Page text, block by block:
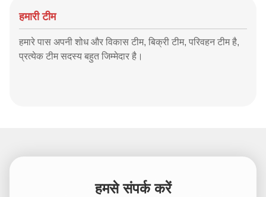
हमारी टीम
हमारे पास अपनी शोध और विकास टीम, बिक्री टीम, परिवहन टीम है,
प्रत्येक टीम सदस्य बहुत जिम्मेदार है।
हमसे संपर्क करें